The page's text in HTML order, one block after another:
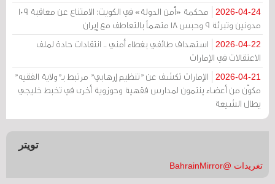
2026-04-24
محكمة «أمن الدولة» في الكويت: الامتناع عن معاقبة 109
مدونين وتبرئة 9 وحبس 18 متهماً بالتعاطف مع إيران
2026-04-22
استهداف طائفي بغطاء أمني .. انتقادات حادة لملف
الاعتقالات في الإمارات
2026-04-21
الإمارات تكشف عن "تنظيم إرهابي" مرتبط بـ"ولاية الفقيه"
مكوّن من أعضاء ينتمون لمدارس فقهية وحوزوية أخرى في تخبط خليجي
يطال الشيعة
تويتر
تغريدات @BahrainMirror